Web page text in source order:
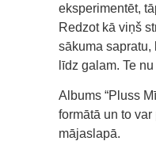
eksperimentēt,
Redzot kā viņš
sākuma sapratu,
līdz galam. Te
Albums “Pluss
formātā un to
mājaslapā.